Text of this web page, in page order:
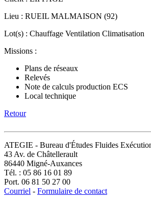
Lieu : RUEIL MALMAISON (92)
Lot(s) : Chauffage Ventilation Climatisation
Missions :
Plans de réseaux
Relevés
Note de calculs production ECS
Local technique
Retour
ATEGIE - Bureau d'Études Fluides
43 Av. de Châtellerault
86440 Migné-Auxances
Tél. : 05 86 16 01 89
Port. 06 81 50 27 00
Courriel - Formulaire de contact